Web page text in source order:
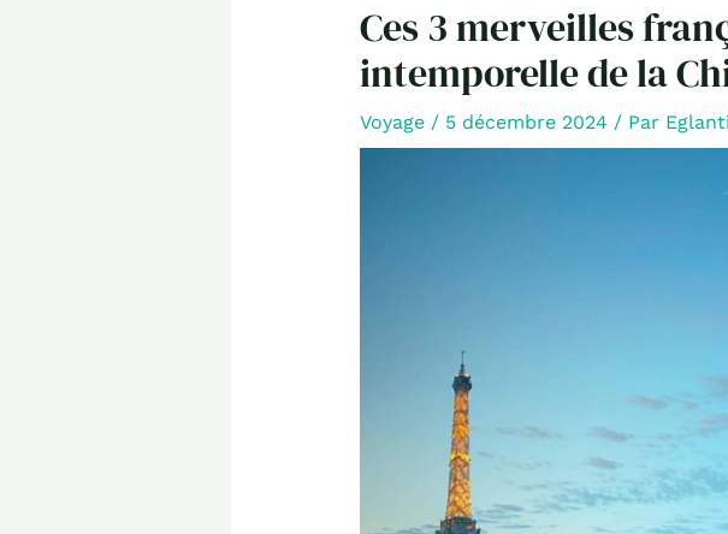
Ces 3 merveilles
intemporelle de la
Voyage/ 5 décembre 2024 / Par